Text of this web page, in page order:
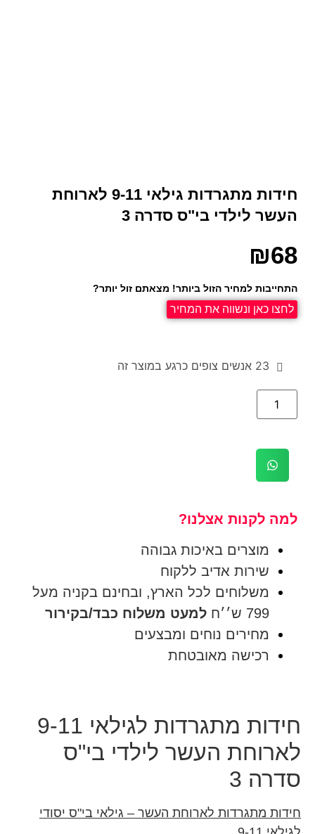
חידות מתגרדות גילאי 9-11 לארוחת
העשר לילדי בי"ס סדרה 3
₪68
התחייבות למחיר הזול ביותר! מצאתם זול יותר?
לחצו כאן ונשווה את המחיר
23 אנשים צופים כרגע במוצר זה
למה לקנות אצלנו?
מוצרים באיכות גבוהה
שירות אדיב ללקוח
משלוחים לכל הארץ, ובחינם בקניה מעל
799 ש׳׳ח
למעט משלוח כבד/בקירור
מחירים נוחים ומבצעים
רכישה מאובטחת
חידות מתגרדות לגילאי 9-11
לארוחת העשר לילדי בי"ס
סדרה 3
חידות מתגרדות לארוחת העשר – גילאי בי"ס יסודי